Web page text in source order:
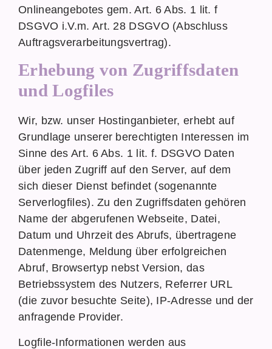
Onlineangebotes gem. Art. 6 Abs. 1 lit. f
DSGVO i.V.m. Art. 28 DSGVO (Abschluss
Auftragsverarbeitungsvertrag).
Erhebung von Zugriffsdaten
und Logfiles
Wir, bzw. unser Hostinganbieter, erhebt auf
Grundlage unserer berechtigten Interessen im
Sinne des Art. 6 Abs. 1 lit. f. DSGVO Daten
über jeden Zugriff auf den Server, auf dem
sich dieser Dienst befindet (sogenannte
Serverlogfiles). Zu den Zugriffsdaten gehören
Name der abgerufenen Webseite, Datei,
Datum und Uhrzeit des Abrufs, übertragene
Datenmenge, Meldung über erfolgreichen
Abruf, Browsertyp nebst Version, das
Betriebssystem des Nutzers, Referrer URL
(die zuvor besuchte Seite), IP-Adresse und der
anfragende Provider.
Logfile-Informationen werden aus